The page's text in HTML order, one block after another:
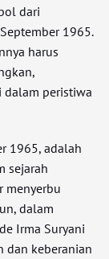
dari
1965.
harus
dalam peristiwa
1965, adalah
sejarah
menyerbu
dalam
Irma Suryani
dan keberanian